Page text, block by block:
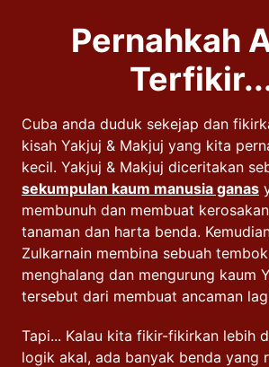
Pernahkah
Cuba anda duduk sekejap dan
kisah Yakjuj & Makjuj yang kita
kecil. Yakjuj & Makjuj diceritakan
sekumpulan kaum manusia ganas
membunuh dan membuat
tanaman dan harta benda.
Zulkarnain membina sebuah
menghalang dan mengurung kaum
tersebut dari membuat ancaman
Tapi... Kalau kita fikir-fikirkan lebih
logik akal, ada banyak benda yang